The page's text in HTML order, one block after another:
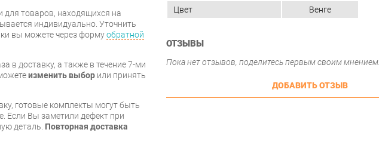
для товаров, находящихся на
индивидуально. Уточнить
вы можете через формуобратной
в доставку, а также в течение 7-ми
изменить выбор или принять
готовые комплекты могут быть
Если Вы заметили дефект при
деталь. Повторная доставка
Цвет
Венге
ОТЗЫВЫ
Пока нет отзывов, поделитесь первым своим мнением.
ДОБАВИТЬ ОТЗЫВ